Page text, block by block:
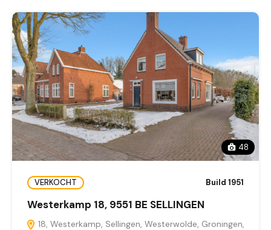
48
VERKOCHT Build 1951
Westerkamp 18, 9551 BE SELLINGEN
18, Westerkamp, Sellingen, Westerwolde, Groningen,